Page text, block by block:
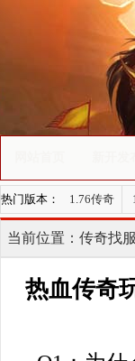
热门版本： 1.76传奇
当前位置： 传奇找
热血传奇